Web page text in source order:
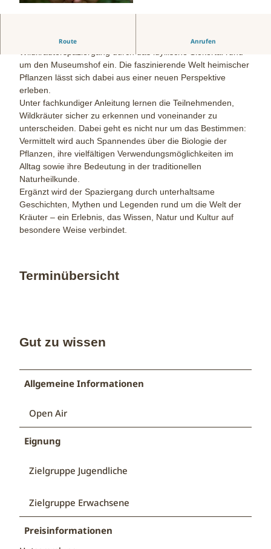
Route Anrufen
Der Naturführer Stephan Hollmann lädt zu einem
um den Museumshof ein. Die faszinierende Welt heimischer
Pflanzen lässt sich dabei aus einer neuen Perspektive
erleben.
Unter fachkundiger Anleitung lernen die Teilnehmenden,
Wildkräuter sicher zu erkennen und voneinander zu
unterscheiden. Dabei geht es nicht nur um das Bestimmen:
Vermittelt wird auch Spannendes über die Biologie der
Pflanzen, ihre vielfältigen Verwendungsmöglichkeiten im
Alltag sowie ihre Bedeutung in der traditionellen
Naturheilkunde.
Ergänzt wird der Spaziergang durch unterhaltsame
Geschichten, Mythen und Legenden rund um die Welt der
Kräuter – ein Erlebnis, das Wissen, Natur und Kultur auf
besondere Weise verbindet.
Terminübersicht
Gut zu wissen
Allgemeine Informationen
Open Air
Eignung
Zielgruppe Jugendliche
Zielgruppe Erwachsene
Preisinformationen